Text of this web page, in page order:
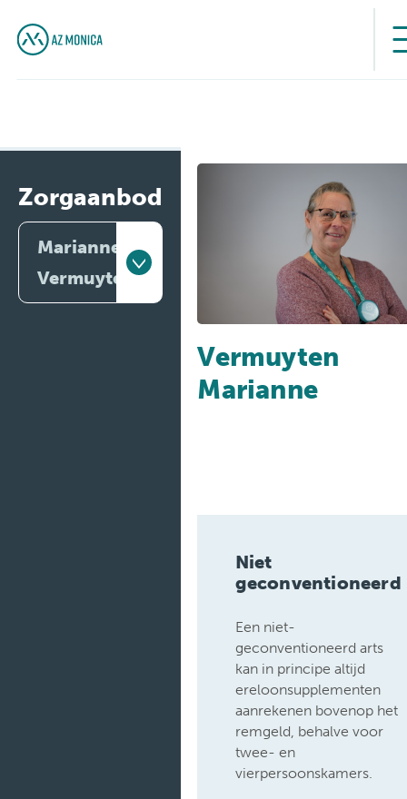
Zorgaanbod
Marianne
Vermuyten
Vermuyten
Marianne
Niet
geconventioneerd
Een niet-
geconventioneerd arts
kan in principe altijd
ereloonsupplementen
aanrekenen bovenop het
remgeld, behalve voor
twee- en
vierpersoonskamers.